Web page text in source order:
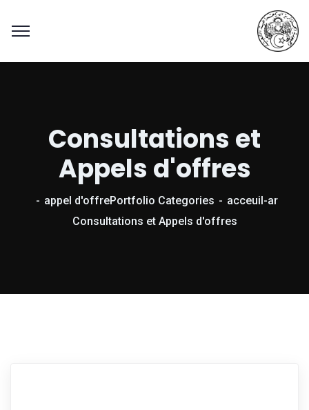
Consultations et
Appels d'offres
acceuil-ar
Portfolio Categories
appel d'offre
Consultations et Appels d'offres